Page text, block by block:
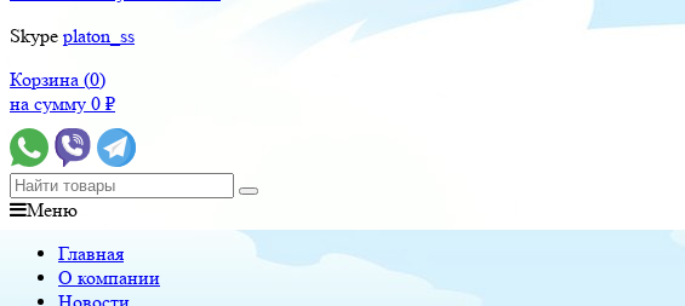
Skype platon_ss
Корзина (0)
на сумму 0 ₽
Меню
Главная
О компании